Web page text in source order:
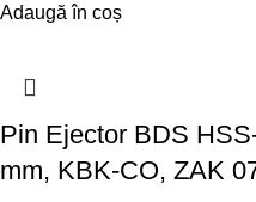
Adaugă în coș
Pin Ejector BDS
mm, KBK-CO, ZAK